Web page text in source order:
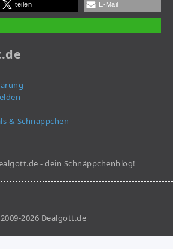
teilen E-Mail
& Schnäppchen
- dein Schnäppchenblog!
2026 Dealgott.de